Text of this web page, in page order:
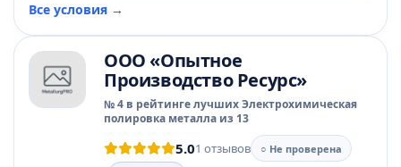
Все условия →
ООО «Опытное
Производство Ресурс»
№ 4 в рейтинге лучших Электрохимическая
полировка металла из 13
5.01 отзывов
○ Не проверена